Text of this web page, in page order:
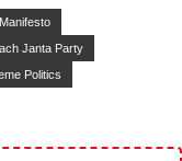
Janta Party
Politics